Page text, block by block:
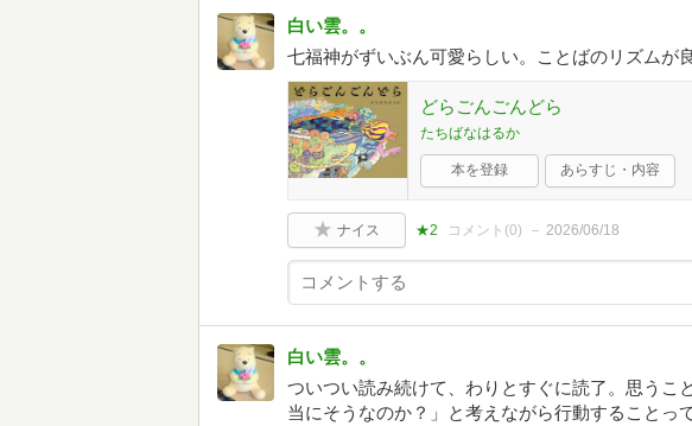
白い雲。。
七福神がずいぶん可愛らしい。ことばのリズムが
どらごんごんどら
たちばなはるか
本を登録 あらすじ・内容
ナイス ★2 コメント(0) 2026/06/18
白い雲。。
ついつい読み続けて、わりとすぐに読了。思うこ
当にそうなのか？」と考えながら行動することっ